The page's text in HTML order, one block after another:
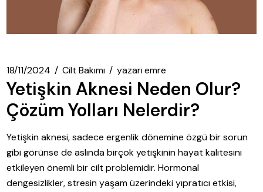
18/11/2024 Cilt Bakımı yazarıemre
Yetişkin Aknesi Neden Olur?
Çözüm Yolları Nelerdir?
Yetişkin aknesi, sadece ergenlik dönemine özgü bir sorun
gibi görünse de aslında birçok yetişkinin hayat kalitesini
etkileyen önemli bir cilt problemidir. Hormonal
dengesizlikler, stresin yaşam üzerindeki yıpratıcı etkisi,